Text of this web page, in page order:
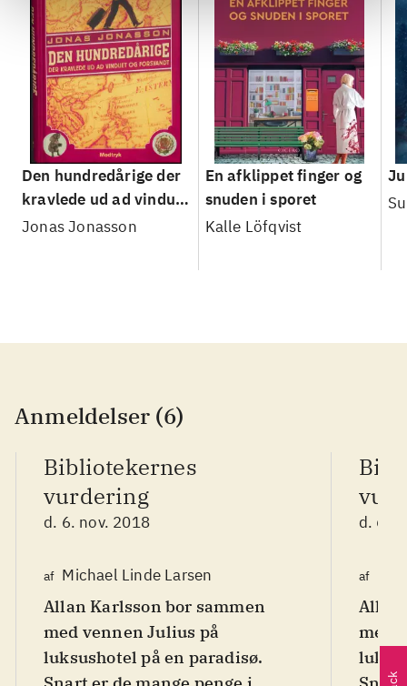
Den hundredårige der
kravlede ud ad vinduet
og forsvandt
Jonas Jonasson
En afklippet finger og
snuden i sporet
Kalle Löfqvist
Anmeldelser (6)
Bibliotekernes
vurdering
d. 6. nov. 2018
af Michael Linde Larsen
Allan Karlsson bor sammen
med vennen Julius på
luksushotel på en paradisø.
d. 6.
af
Allan
med